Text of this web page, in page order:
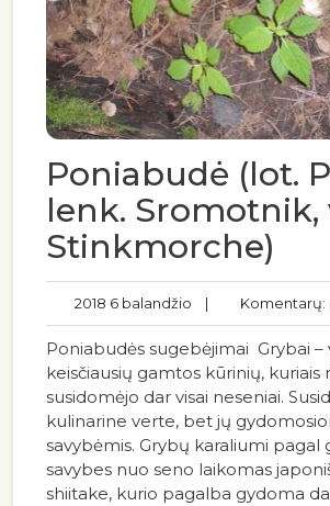
Poniabudė (lot.
lenk. Sromotnik,
Stinkmorche)
2018 6 balandžio | Komentarų:
Poniabudės sugebėjimai Grybai –
keisčiausių gamtos kūrinių, kuriais
susidomėjo dar visai neseniai.
kulinarine verte, bet jų
savybėmis. Grybų karaliumi pagal
savybes nuo seno laikomas
shiitake, kurio pagalba gydoma